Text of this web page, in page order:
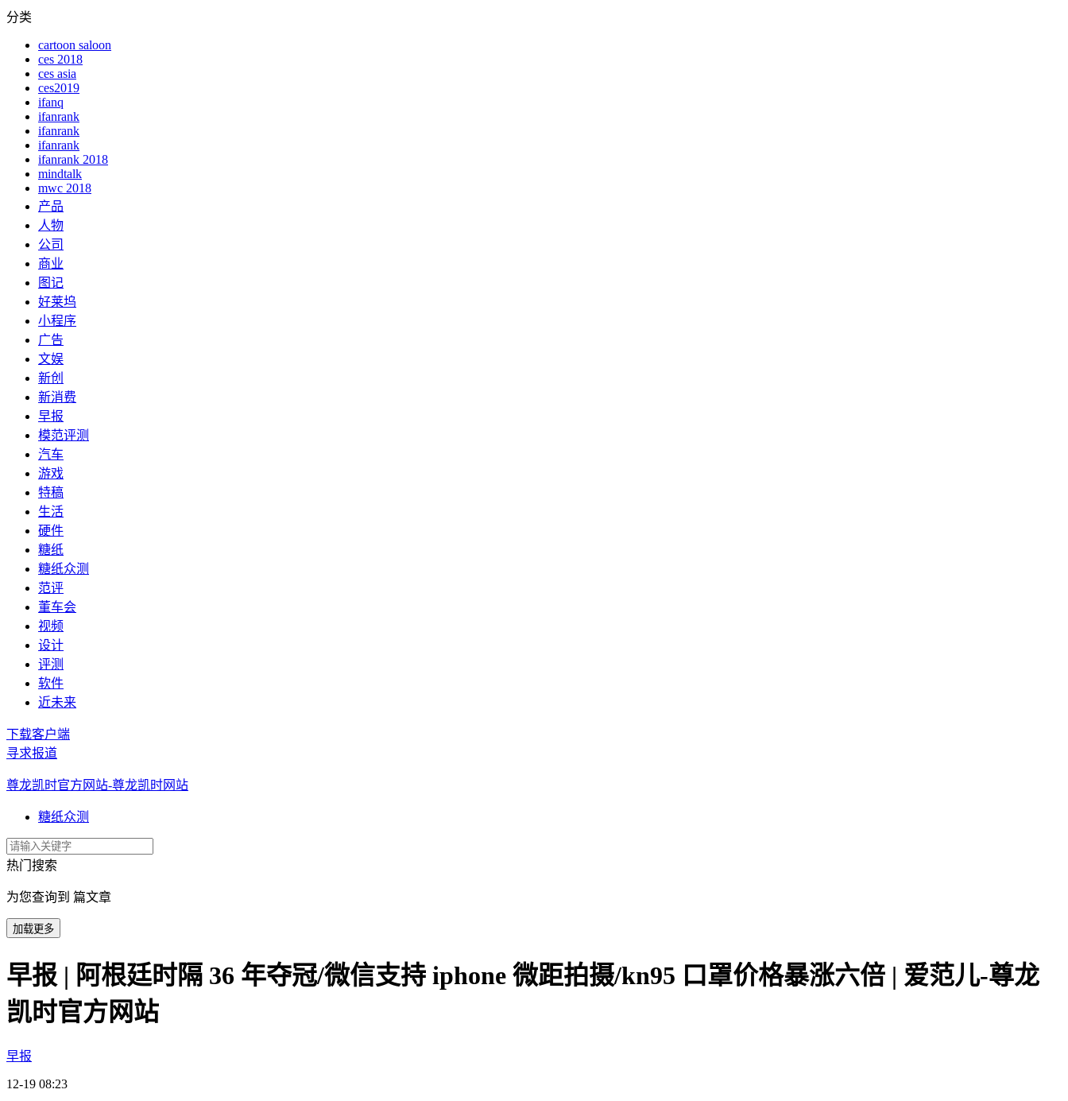
分类
cartoon saloon
ces 2018
ces asia
ces2019
ifanq
ifanrank
ifanrank
ifanrank
ifanrank 2018
mindtalk
mwc 2018
产品
人物
公司
商业
图记
好莱坞
小程序
广告
文娱
新创
新消费
早报
模范评测
汽车
游戏
特稿
生活
硬件
糖纸
糖纸众测
范评
董车会
视频
设计
评测
软件
近未来
下载客户端
寻求报道
尊龙凯时官方网站-尊龙凯时网站
糖纸众测
热门搜索
为您查询到 篇文章
加载更多
早报 | 阿根廷时隔 36 年夺冠/微信支持 iphone 微距拍摄/kn95 口罩价格暴涨六倍 | 爱范儿-尊龙
凯时官方网站
早报
12-19 08:23